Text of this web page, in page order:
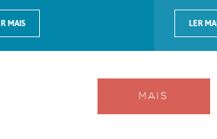
MAIS LER
MAIS